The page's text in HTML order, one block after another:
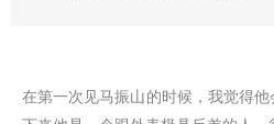
在第一次见马振山的时候，我觉得